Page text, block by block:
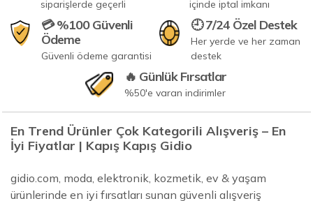
siparişlerde geçerli
içinde iptal imkanı
💳 %100 Güvenli
Ödeme
Güvenli ödeme garantisi
🕘 7/24 Özel Destek
Her yerde ve her zaman
destek
🔥 Günlük Fırsatlar
%50'e varan indirimler
En Trend Ürünler Çok Kategorili Alışveriş – En
İyi Fiyatlar | Kapış Kapış Gidio
gidio.com, moda, elektronik, kozmetik, ev & yaşam
ürünlerinde en iyi fırsatları sunan güvenli alışveriş